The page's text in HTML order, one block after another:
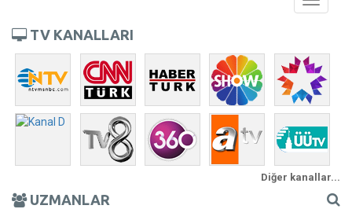
TV KANALLARI
Diğer kanallar...
UZMANLAR